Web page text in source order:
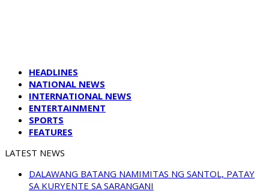
HEADLINES
NATIONAL NEWS
INTERNATIONAL NEWS
ENTERTAINMENT
SPORTS
FEATURES
LATEST NEWS
DALAWANG BATANG NAMIMITAS NG SANTOL, PATAY
SA KURYENTE SA SARANGANI